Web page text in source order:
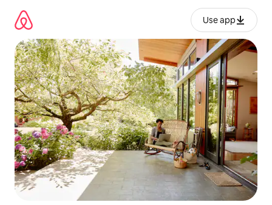
kwenda
kwenye
maudhui
Use app